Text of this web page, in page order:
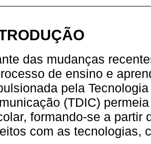
das mudanças
de ensino e
pela
(TDIC)
formando-se a partir
com as tecnologias,